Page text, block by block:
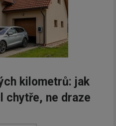
kilometrů: jak
chytře, ne draze